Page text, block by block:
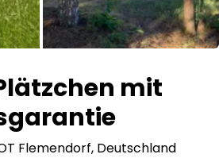
mit
Flemendorf, Deutschland